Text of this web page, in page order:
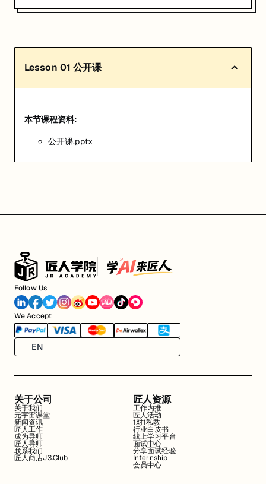
Lesson 01 公开课
本节课程资料:
公开课.pptx
Follow Us
We Accept
EN
关于公司
关于我们
元宇宙课堂
新闻资讯
匠人工作
成为导师
匠人导师
联系我们
匠人商店J3.Club
匠人资源
工作内推
匠人活动
1对1私教
行业白皮书
线上学习平台
面试中心
分享面试经验
Internship
会员中心